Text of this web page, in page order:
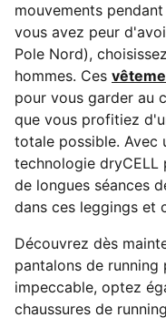
mouvements
vous avez peur
Pole Nord),
hommes. Ces
pour vous garder au
que vous profitiez
totale possible. Avec
technologie dryCELL
de longues séances
dans ces leggings et
Découvrez dès
pantalons de running
impeccable, optez
chaussures de